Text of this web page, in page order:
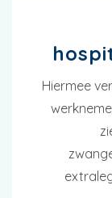
Hiermee